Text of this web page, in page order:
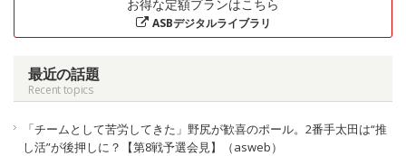
お得な定額プランはこちら
ASBデジタルライブラリ
最近の話題
Recent topics
「チームとして苦労してきた」野尻が歓喜のポール。2番手太田は“推
し活”が後押しに？【第8戦予選会見】（asweb）